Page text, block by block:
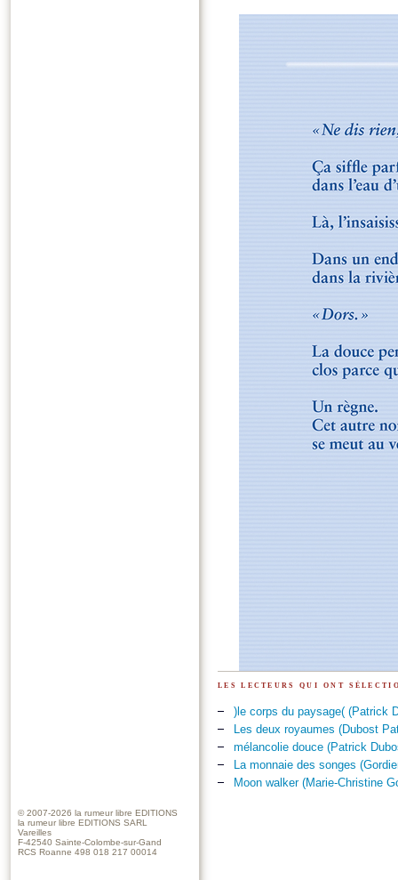
les lecteurs qui ont
)le corps du paysage( (Patrick
Les deux royaumes (Dubost
mélancolie douce (Patrick
La monnaie des songes
Moon walker (Marie-Christine
© 2007-2026 la rumeur libre EDITIONS
la rumeur libre EDITIONS SARL
Vareilles
F-42540 Sainte-Colombe-sur-Gand
RCS Roanne 498 018 217 00014